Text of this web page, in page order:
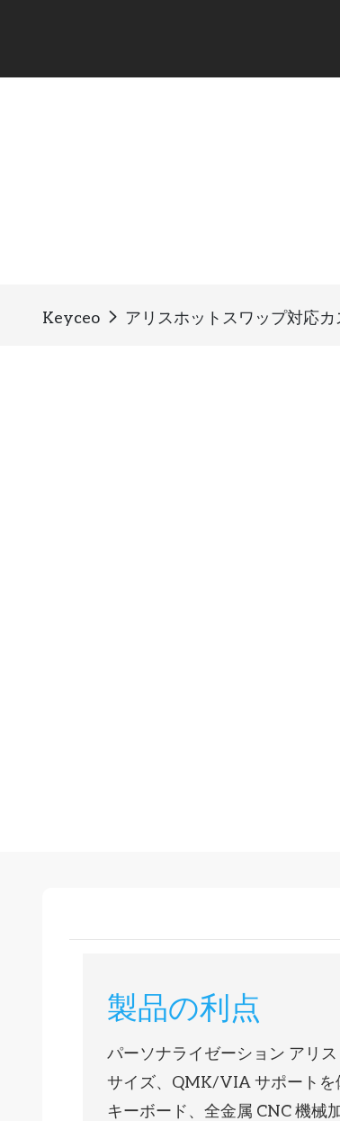
Keyceo アリスホットスワップ対応
製品の利点
パーソナライゼーション アリ
サイズ、QMK/VIA サポートを
キーボード、全金属 CNC 機械